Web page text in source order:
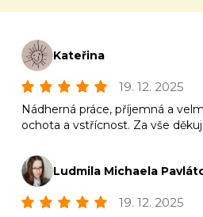
Kateřina
19. 12. 2025
Nádherná práce, příjemná a
ochota a vstřícnost. Za vše
Ludmila Michaela
19. 12. 2025